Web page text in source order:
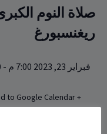
صلاة النوم
ريغنسبورغ
فبراير 23, 2023 7:00 م -
+ Add to Google Calendar